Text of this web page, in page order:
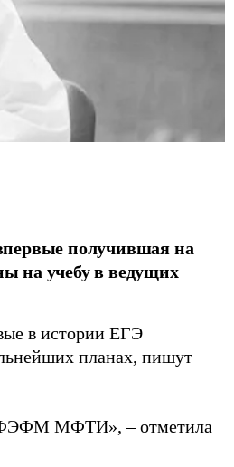
получившая на
на учебу в ведущих
в истории ЕГЭ
планах, пишут
МФТИ», – отметила